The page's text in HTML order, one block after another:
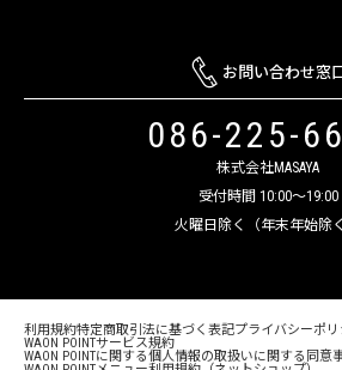
お問い合わせ窓
086-225-
株式会社MASAYA
受付時間 10:00～19:00
火曜日除く（年末年始除く
利用規約特定商取引法に基づく表記プライバシーポリ
WAON POINTサービス規約
WAON POINTに関する個人情報の取扱いに関する同意